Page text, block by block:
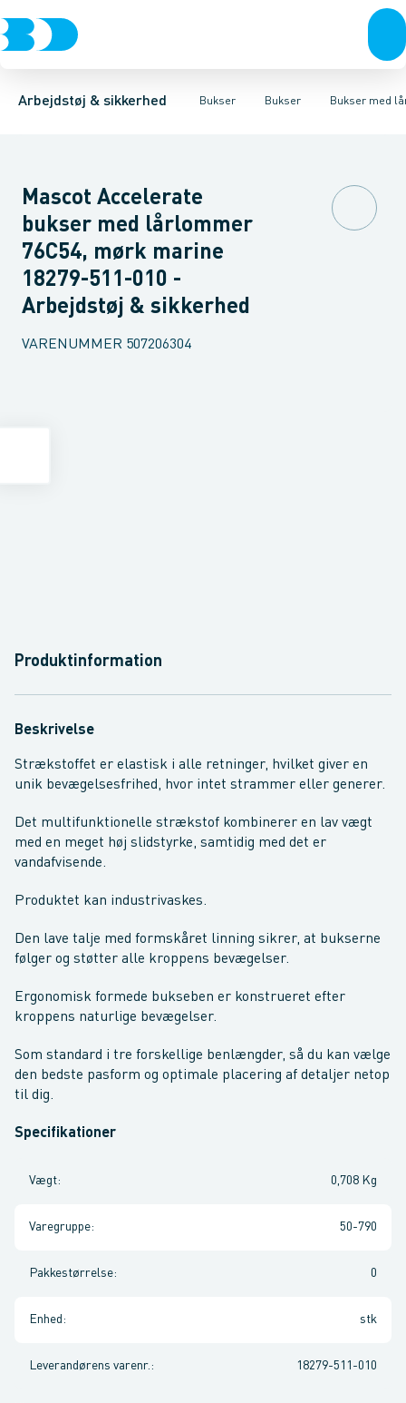
Arbejdstøj & sikkerhed Bukser
Trøjer & t-shirtsBukser Overtøj & huer Undertøj & sokkerSko
Bukser
BukserKnickers & Shorts OverallsKedeldragter Knæskånere
Bukser med
Bukser med hængelommer Bukser med lårlommer
Mascot Accelerate
bukser med lårlommer
76C54, mørk marine
18279-511-010 -
Arbejdstøj & sikkerhed
VARENUMMER 507206304
Produktinformation
Beskrivelse
Strækstoffet er elastisk i alle retninger, hvilket giver en
unik bevægelsesfrihed, hvor intet strammer eller generer.
Det multifunktionelle strækstof kombinerer en lav vægt
med en meget høj slidstyrke, samtidig med det er
vandafvisende.
Produktet kan industrivaskes.
Den lave talje med formskåret linning sikrer, at bukserne
følger og støtter alle kroppens bevægelser.
Ergonomisk formede bukseben er konstrueret efter
kroppens naturlige bevægelser.
Som standard i tre forskellige benlængder, så du kan vælge
den bedste pasform og optimale placering af detaljer netop
til dig.
Specifikationer
Vægt: 0,708 Kg
Varegruppe: 50-790
Pakkestørrelse: 0
Enhed : stk
Leverandørens varenr. : 18279-511-010